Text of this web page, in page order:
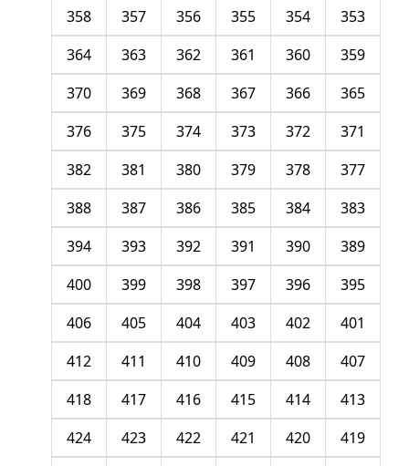
353
354
355
356
357
358
359
360
361
362
363
364
365
366
367
368
369
370
371
372
373
374
375
376
377
378
379
380
381
382
383
384
385
386
387
388
389
390
391
392
393
394
395
396
397
398
399
400
401
402
403
404
405
406
407
408
409
410
411
412
413
414
415
416
417
418
419
420
421
422
423
424